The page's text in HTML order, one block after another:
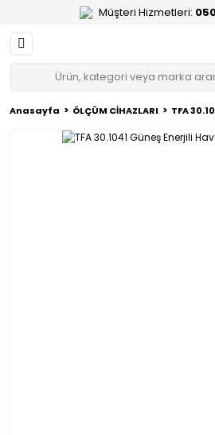
Müşteri Hizmetleri:
Anasayfa ÖLÇÜM CİHAZLARI TFA